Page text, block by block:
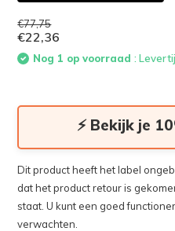
€77,75
€22,36
Nog 1 op voorraad:
⚡ Bekijk je
Dit product heeft het label
dat het product retour is
staat. U kunt een goed
verwachten.